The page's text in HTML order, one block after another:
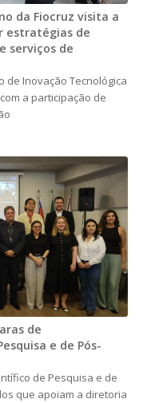
da Fiocruz visita a
estratégias de
serviços de
de Inovação Tecnológica
a participação de
de
e de Pós-
de Pesquisa e de
que apoiam a diretoria